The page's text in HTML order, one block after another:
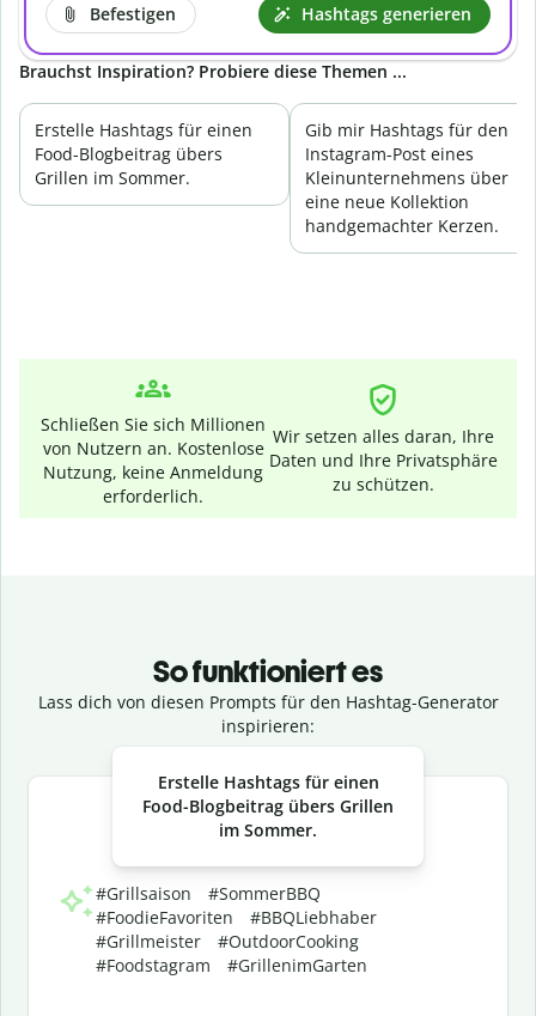
Befestigen Hashtags generieren
Brauchst Inspiration? Probiere diese Themen ...
Erstelle Hashtags für einen
Food-Blogbeitrag übers
Grillen im Sommer.
Gib mir Hashtags für den
Instagram-Post eines
Kleinunternehmens über
eine neue Kollektion
handgemachter Kerzen.
Schließen Sie sich Millionen
von Nutzern an. Kostenlose
Nutzung, keine Anmeldung
erforderlich.
Wir setzen alles daran, Ihre
Daten und Ihre Privatsphäre
zu schützen.
So funktioniert es
Lass dich von diesen Prompts für den Hashtag-Generator
inspirieren:
Erstelle Hashtags für einen
Food-Blogbeitrag übers Grillen
im Sommer.
#Grillsaison #SommerBBQ
#FoodieFavoriten #BBQLiebhaber
#Grillmeister #OutdoorCooking
#Foodstagram #GrillenimGarten